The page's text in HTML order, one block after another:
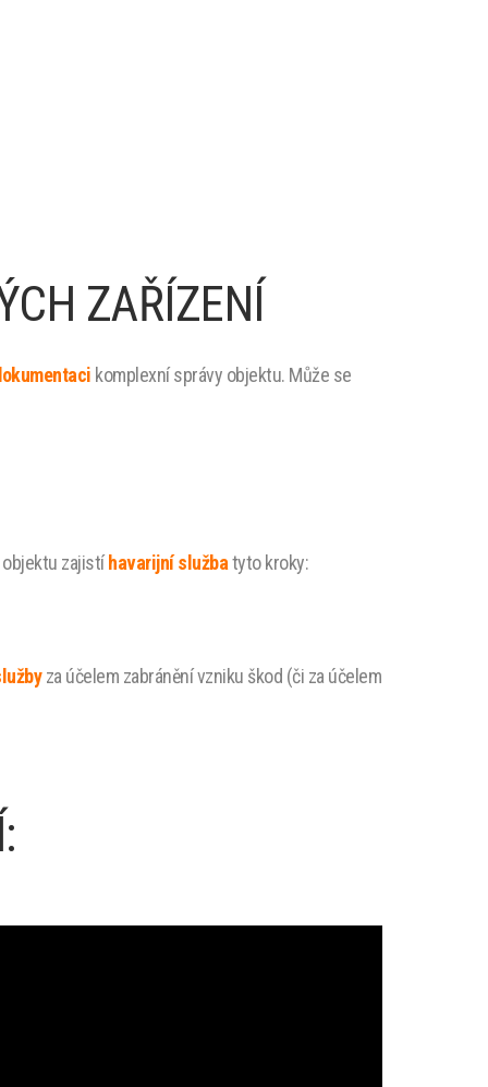
ZAŘÍZENÍ
komplexní správy objektu. Může se
zajistí havarijní službatyto kroky:
za účelem zabránění vzniku škod (či za účelem